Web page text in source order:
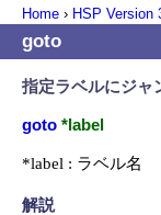
Home › HSP Version
goto
指定ラベルにジャ
goto *label
*label : ラベル名
解説